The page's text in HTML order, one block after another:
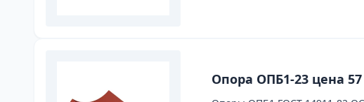
Опора ОПБ1-23 цена